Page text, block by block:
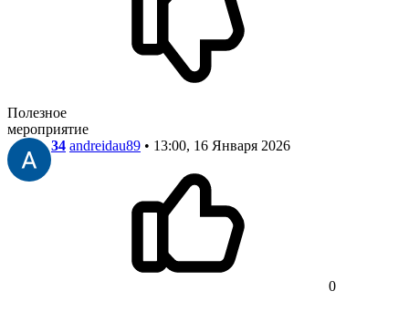
Полезное
мероприятие
34 andreidau89 • 13:00, 16 Января 2026
0